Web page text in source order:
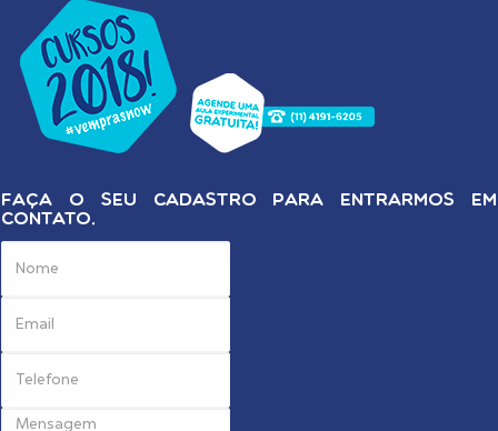
FAÇA O SEU CADASTRO PARA ENTRARMOS EM
CONTATO.